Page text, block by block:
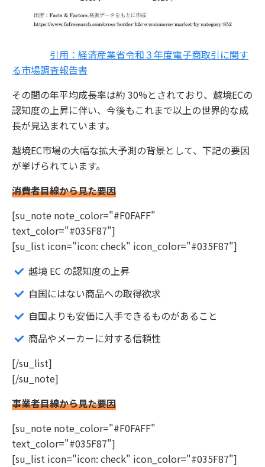
引用：経済産業省令和３年度電子商取引に関す
る市場調査報告書
その間の年平均成長率は約 30%とされており、越境ECの
認知度の上昇に伴い、今後もこれまで以上の世界的な成
長が見込まれています。
越境EC市場の大幅な拡大予測の背景として、下記の要因
が挙げられています。
消費者目線から見た要因
[su_note note_color="#F0FAFF"
text_color="#035F87"]
[su_list icon="icon: check" icon_color="#035F87"]
越境 EC の認知度の上昇
自国にはない商品への取得欲求
自国よりも安価に入手できるものがあること
商品やメーカーに対する信頼性
[/su_list]
[/su_note]
事業者目線から見た要因
[su_note note_color="#F0FAFF"
text_color="#035F87"]
[su_list icon="icon: check" icon_color="#035F87"]